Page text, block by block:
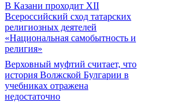
В Казани проходит XII
Всероссийский сход татарских
религиозных деятелей
«Национальная самобытность и
религия»
Верховный муфтий считает, что
история Волжской Булгарии в
учебниках отражена
недостаточно